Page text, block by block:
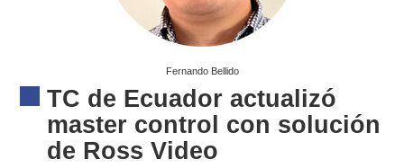
Fernando Bellido
TC de Ecuador actualizó
master control con solución
de Ross Video